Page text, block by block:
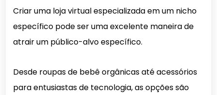
Criar uma loja virtual especializada em um nicho
específico pode ser uma excelente maneira de
atrair um público-alvo específico.
Desde roupas de bebê orgânicas até acessórios
para entusiastas de tecnologia, as opções são